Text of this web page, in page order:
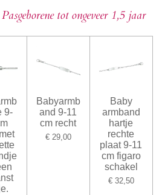
tot ongeveer 1,5 jaar
9-
Babyarmb
and 9-11
cm recht
€ 29,00
Baby
armband
hartje
rechte
plaat 9-11
cm figaro
schakel
€ 32,50